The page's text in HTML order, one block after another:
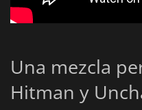
Una mezcla
Hitman y